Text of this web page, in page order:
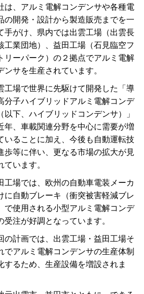
は、アルミ電解コンデンサや各種電
の開発・設計から製造販売までを一
手がけ、県内では出雲工場（出雲長
工業団地）、益田工場（石見臨空フ
リーパーク）の２拠点でアルミ電解
ンサを生産されています。
工場で世界に先駆けて開発した「導
分子ハイブリッドアルミ電解コンデ
以下、ハイブリッドコンデンサ）」
年、車載関連分野を中心に需要が増
いることに加え、今後も自動運転技
歩等に伴い、更なる市場の拡大が見
ています。
工場では、欧州の自動車電装メーカ
に自動ブレーキ（衝突被害軽減ブレ
で使用される小型アルミ電解コンデ
受注が好調となっています。
の計画では、出雲工場・益田工場そ
でアルミ電解コンデンサの生産体制
するため、生産設備を増設されま